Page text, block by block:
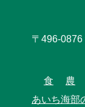
〒496-
食 農
あいち海部